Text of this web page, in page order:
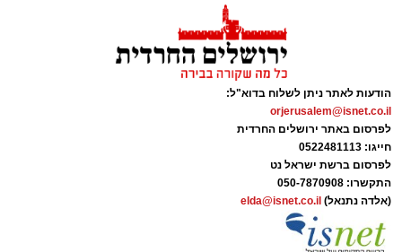
הודעות לאתר ניתן לשלוח בדוא"ל:
orjerusalem@isnet.co.il
לפרסום באתר ירושלים החרדית
חייגו: 0522481113
לפרסום ברשת ישראל נט
התקשרו: 050-7870908
(אלדה נתנאל) elda@isnet.co.il